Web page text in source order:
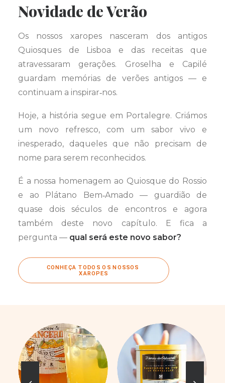
Novidade de Verão
Os nossos xaropes nasceram dos antigos
Quiosques de Lisboa e das receitas que
atravessaram gerações. Groselha e Capilé
guardam memórias de verões antigos — e
continuam a inspirar‑nos.
Hoje, a história segue em Portalegre. Criámos
um novo refresco, com um sabor vivo e
inesperado, daqueles que não precisam de
nome para serem reconhecidos.
É a nossa homenagem ao Quiosque do Rossio
e ao Plátano Bem‑Amado — guardião de
quase dois séculos de encontros e agora
também deste novo capítulo. E fica a
pergunta — qual será este novo sabor?
CONHEÇA TODOS OS NOSSOS
XAROPES